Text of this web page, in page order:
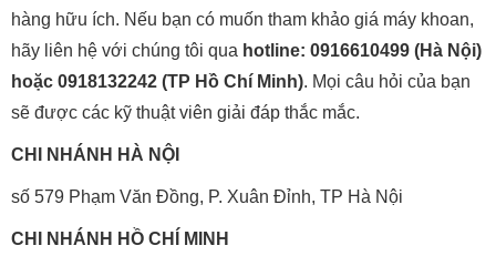
hàng hữu ích. Nếu bạn có muốn tham khảo giá máy khoan,
hãy liên hệ với chúng tôi qua hotline: 0916610499 (Hà Nội)
hoặc 0918132242 (TP Hồ Chí Minh). Mọi câu hỏi của bạn
sẽ được các kỹ thuật viên giải đáp thắc mắc.
CHI NHÁNH HÀ NỘI
số 579 Phạm Văn Đồng, P. Xuân Đỉnh, TP Hà Nội
CHI NHÁNH HỒ CHÍ MINH